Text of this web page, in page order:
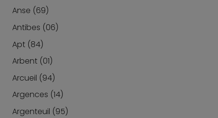
Anse (69)
Antibes (06)
Apt (84)
Arbent (01)
Arcueil (94)
Argences (14)
Argenteuil (95)